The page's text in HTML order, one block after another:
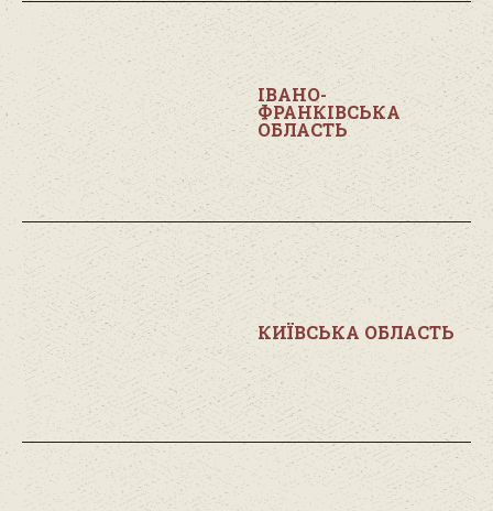
ІВАНО-
ФРАНКІВСЬКА
ОБЛАСТЬ
КИЇВСЬКА ОБЛАСТЬ